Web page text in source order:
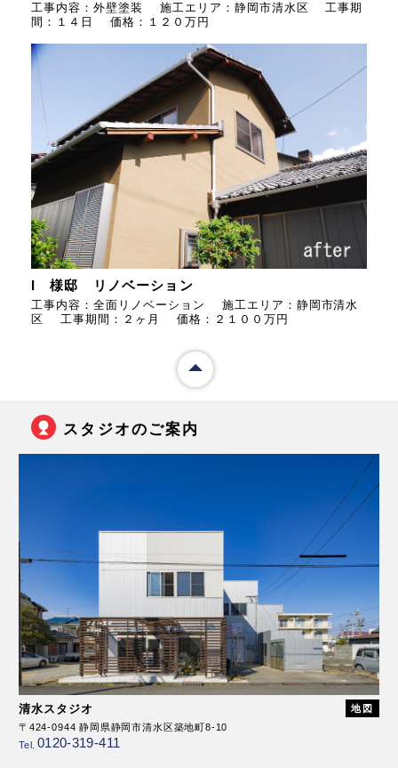
工事内容：外壁塗装 施工エリア：静岡市清水区 工事期
間：１４日 価格：１２０万円
I 様邸 リノベーション
工事内容：全面リノベーション 施工エリア：静岡市清水
区 工事期間：２ヶ月 価格：２１００万円
スタジオのご案内
清水スタジオ
地図
〒424-0944 静岡県静岡市清水区築地町8-10
Tel. 0120-319-411